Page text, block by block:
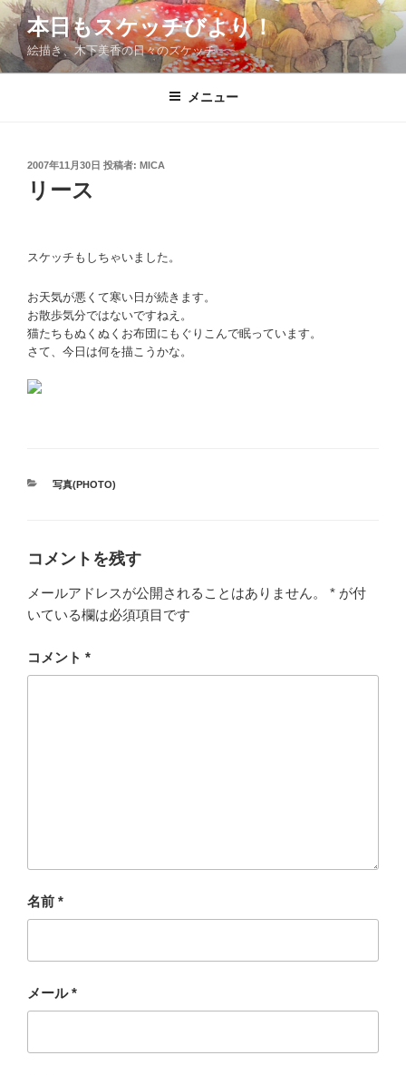
コ
ン
テ
ン
本日もスケッチびより！
絵描き、木下美香の日々のスケッチ
メニュー
投
稿
日:
2007年11月30日 投稿者: MICA
リース
スケッチもしちゃいました。
お天気が悪くて寒い日が続きます。
お散歩気分ではないですねえ。
猫たちもぬくぬくお布団にもぐりこんで眠っています。
さて、今日は何を描こうかな。
カ
写真(PHOTO)
コメントを残す
メールアドレスが公開されることはありません。 * が付
いている欄は必須項目です
コメント *
名前 *
メール*